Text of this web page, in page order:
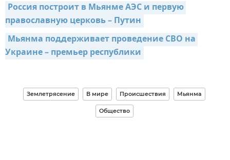
Россия построит в Мьянме АЭС и первую
православную церковь – Путин
Мьянма поддерживает проведение СВО на
Украине – премьер республики
Землетрясение В мире Происшествия Мьянма
Общество